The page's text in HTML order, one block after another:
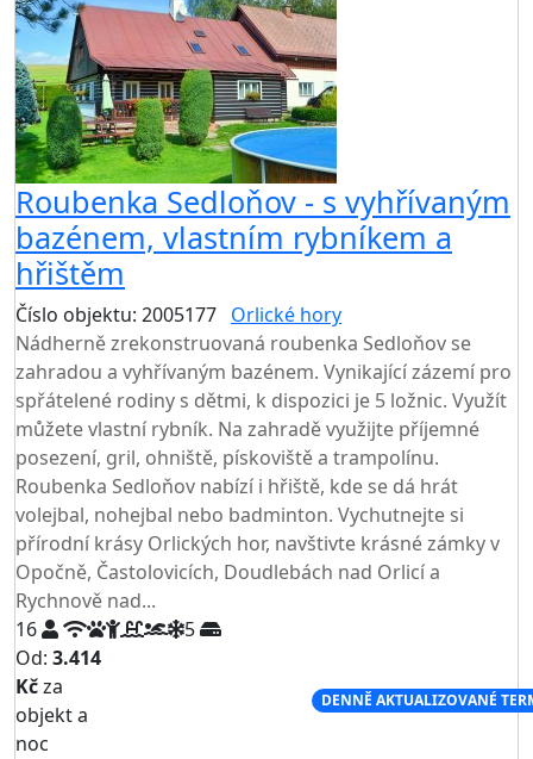
Roubenka Sedloňov - s vyhřívaným
bazénem, vlastním rybníkem a
hřištěm
Číslo objektu: 2005177 Orlické hory
Nádherně zrekonstruovaná roubenka Sedloňov se
zahradou a vyhřívaným bazénem. Vynikající zázemí pro
spřátelené rodiny s dětmi, k dispozici je 5 ložnic. Využít
můžete vlastní rybník. Na zahradě využijte příjemné
posezení, gril, ohniště, pískoviště a trampolínu.
Roubenka Sedloňov nabízí i hřiště, kde se dá hrát
volejbal, nohejbal nebo badminton. Vychutnejte si
přírodní krásy Orlických hor, navštivte krásné zámky v
Opočně, Častolovicích, Doudlebách nad Orlicí a
Rychnově nad...
16
5
Od: 3.414
Kčza
objekt a
noc
DENNĚ AKTUALIZOVANÉ